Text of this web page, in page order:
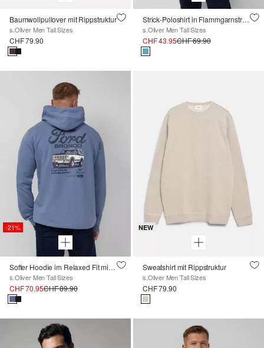
Baumwollpullover mit Rippstruktur
s.Oliver Men Tall Sizes
CHF 79.90
Strick-Poloshirt in Flammgarnstruktur
s.Oliver Men Tall Sizes
CHF 43.95CHF 69.90
-21%
Softer Hoodie im Relaxed Fit mit Artwork
s.Oliver Men Tall Sizes
CHF 70.95CHF 89.90
NEW
Sweatshirt mit Rippstruktur
s.Oliver Men Tall Sizes
CHF 79.90